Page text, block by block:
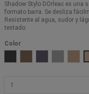
Shadow Stylo DOrleac es una
formato barra. Se desliza
Resistente al agua, sudor y
testado.
Color